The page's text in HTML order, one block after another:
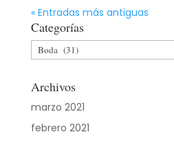
« Entradas más antiguas
Categorías
Categorías
Archivos
marzo 2021
febrero 2021